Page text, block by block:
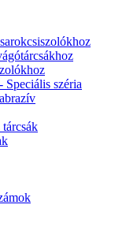
Speciális széria